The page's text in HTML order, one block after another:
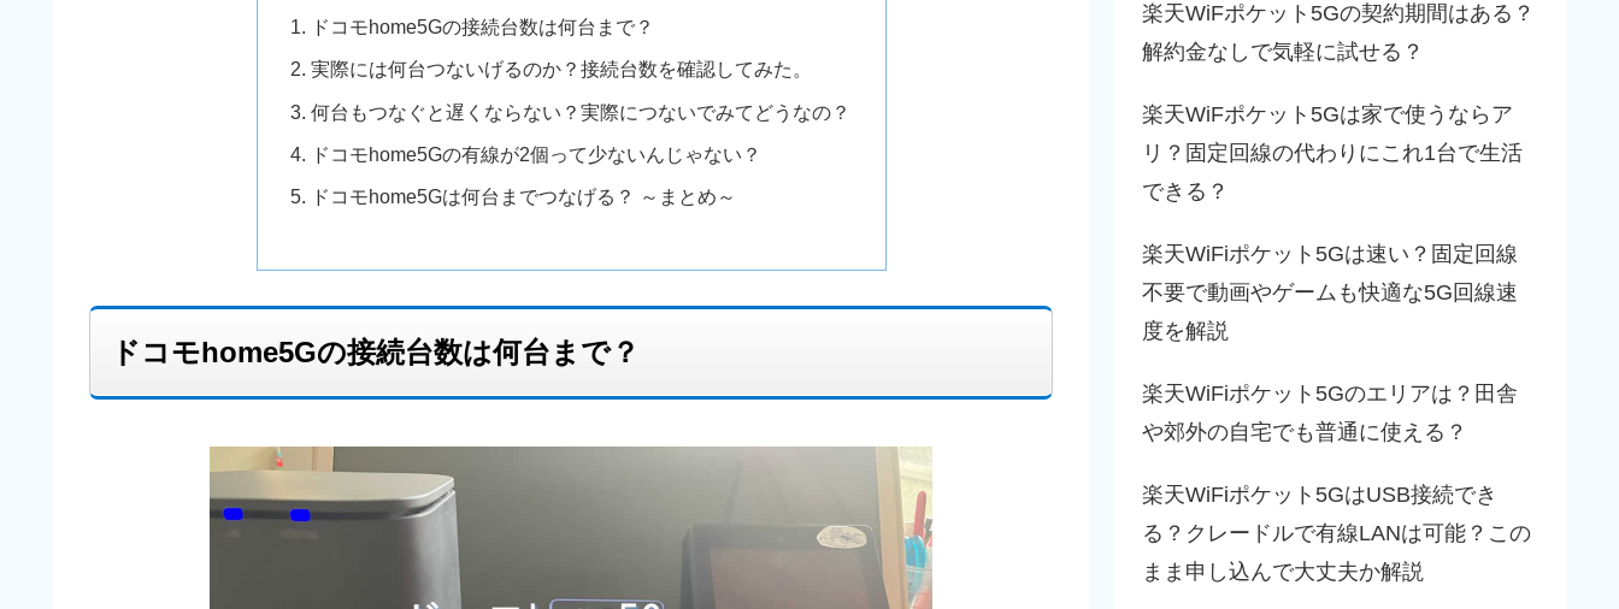
ドコモhome5Gの接続台数は何台まで？
実際には何台つないげるのか？接続台数を確認してみた。
何台もつなぐと遅くならない？実際につないでみてどうなの？
ドコモhome5Gの有線が2個って少ないんじゃない？
ドコモhome5Gは何台までつなげる？ ～まとめ～
ドコモhome5Gの接続台数は何台まで？
楽天WiFポケット5Gの契約期間はある？
解約金なしで気軽に試せる？
楽天WiFポケット5Gは家で使うならア
リ？固定回線の代わりにこれ1台で生活
できる？
楽天WiFiポケット5Gは速い？固定回線
不要で動画やゲームも快適な5G回線速
度を解説
楽天WiFiポケット5Gのエリアは？田舎
や郊外の自宅でも普通に使える？
楽天WiFiポケット5GはUSB接続でき
る？クレードルで有線LANは可能？この
まま申し込んで大丈夫か解説